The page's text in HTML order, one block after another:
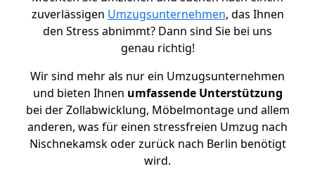
zuverlässigen Umzugsunternehmen, das Ihnen
den Stress abnimmt? Dann sind Sie bei uns
genau richtig!
Wir sind mehr als nur ein Umzugsunternehmen
und bieten Ihnen umfassende Unterstützung
bei der Zollabwicklung, Möbelmontage und allem
anderen, was für einen stressfreien Umzug nach
Nischnekamsk oder zurück nach Berlin benötigt
wird.